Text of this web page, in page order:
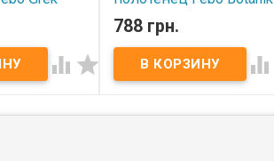
полотенец
50х90 см
 
50х90 см 6 шт.
В наличии
Набор махровых полотенец
наборе. Размеры: 50х90 см
788 грн.
